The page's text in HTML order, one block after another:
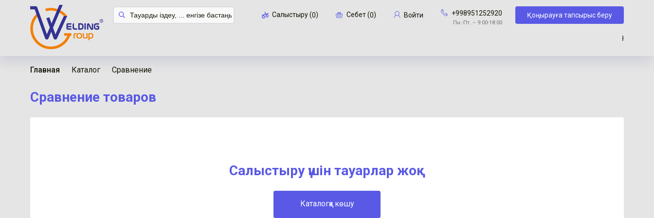
Cалыстыру (0) Себет (0) Войти +998951252920
Пн.-Пт. – 9:00-18:00
Қоңырауға тапсырыс беру
Главная Каталог Сравнение
Сравнение товаров
Салыстыру үшін тауарлар жоқ
Каталогқа көшу